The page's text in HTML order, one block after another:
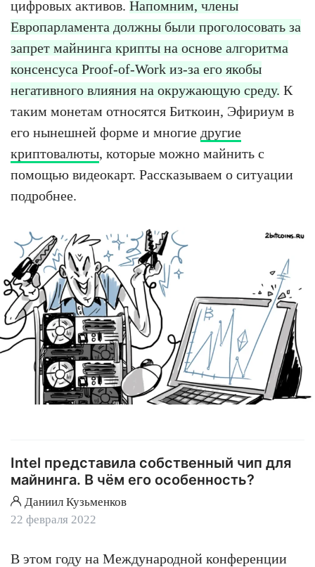
цифровых активов. Напомним, члены
Европарламента должны были проголосовать за
запрет майнинга крипты на основе алгоритма
консенсуса Proof-of-Work из-за его якобы
негативного влияния на окружающую среду. К
таким монетам относятся Биткоин, Эфириум в
его нынешней форме и многие другие
криптовалюты, которые можно майнить с
помощью видеокарт. Рассказываем о ситуации
подробнее.
Intel представила собственный чип для
майнинга. В чём его особенность?
Даниил Кузьменков
22 февраля 2022
В этом году на Международной конференции